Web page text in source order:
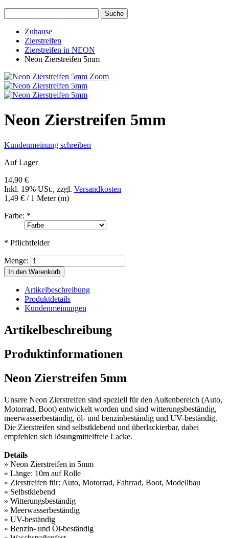
Suche
Zuhause
Zierstreifen
Zierstreifen in NEON
Neon Zierstreifen 5mm
Zoom
Neon Zierstreifen 5mm
Kundenmeinung schreiben
Auf Lager
14,90 €
Inkl. 19% USt., zzgl. Versandkosten
1,49 € / 1 Meter (m)
Farbe: *
* Pflichtfelder
Menge:
In den Warenkorb
Artikelbeschreibung
Produktdetails
Kundenmeinungen
Artikelbeschreibung
Produktinformationen
Neon Zierstreifen 5mm
Unsere Neon Zierstreifen sind speziell für den Außenbereich (Auto,
Motorrad, Boot) entwickelt worden und sind witterungsbeständig,
meerwasserbeständig, öl- und benzinbeständig und UV-beständig.
Die Zierstreifen sind selbstklebend und überlackierbar, dabei
empfehlen sich lösungmittelfreie Lacke.
Details
» Neon Zierstreifen in 5mm
» Länge: 10m auf Rolle
» Zierstreifen für: Auto, Motorrad, Fahrrad, Boot, Modellbau
» Selbstklebend
» Witterungsbeständig
» Meerwasserbeständig
» UV-beständig
» Benzin- und Öl-beständig